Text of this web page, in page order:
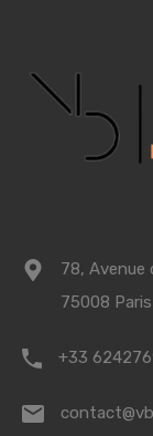
78, Avenue
75008 Paris
+33